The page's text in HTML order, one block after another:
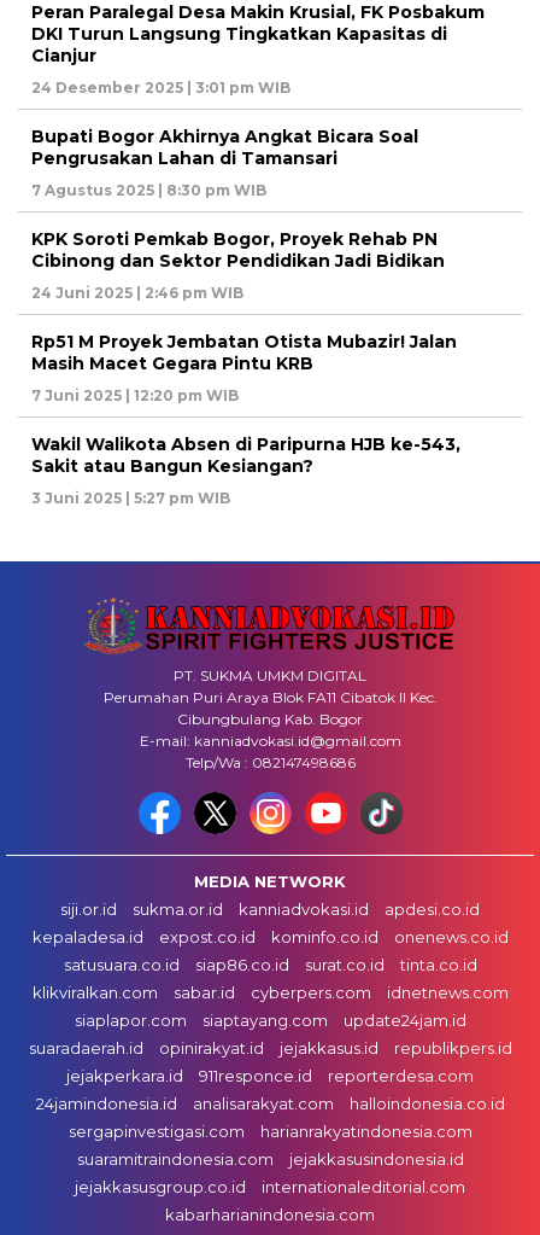
Peran Paralegal Desa Makin Krusial, FK Posbakum
DKI Turun Langsung Tingkatkan Kapasitas di
Cianjur
24 Desember 2025 | 3:01 pm WIB
Bupati Bogor Akhirnya Angkat Bicara Soal
Pengrusakan Lahan di Tamansari
7 Agustus 2025 | 8:30 pm WIB
KPK Soroti Pemkab Bogor, Proyek Rehab PN
Cibinong dan Sektor Pendidikan Jadi Bidikan
24 Juni 2025 | 2:46 pm WIB
Rp51 M Proyek Jembatan Otista Mubazir! Jalan
Masih Macet Gegara Pintu KRB
7 Juni 2025 | 12:20 pm WIB
Wakil Walikota Absen di Paripurna HJB ke-543,
Sakit atau Bangun Kesiangan?
3 Juni 2025 | 5:27 pm WIB
PT. SUKMA UMKM DIGITAL
Perumahan Puri Araya Blok FA11 Cibatok II Kec.
Cibungbulang Kab. Bogor
E-mail: kanniadvokasi.id@gmail.com
Telp/Wa : 082147498686
MEDIA NETWORK
siji.or.id
sukma.or.id kanniadvokasi.id
apdesi.co.id
kepaladesa.id
expost.co.id kominfo.co.id
onenews.co.id
satusuara.co.id
siap86.co.id surat.co.id
tinta.co.id
klikviralkan.com
sabar.id cyberpers.com
idnetnews.com
siaplapor.com
siaptayang.com
update24jam.id
suaradaerah.id
opinirakyat.id jejakkasus.id
republikpers.id
jejakperkara.id
911responce.id
reporterdesa.com
24jamindonesia.id
analisarakyat.com
halloindonesia.co.id
sergapinvestigasi.com
harianrakyatindonesia.com
suaramitraindonesia.com
jejakkasusindonesia.id
jejakkasusgroup.co.id
internationaleditorial.com
kabarharianindonesia.com